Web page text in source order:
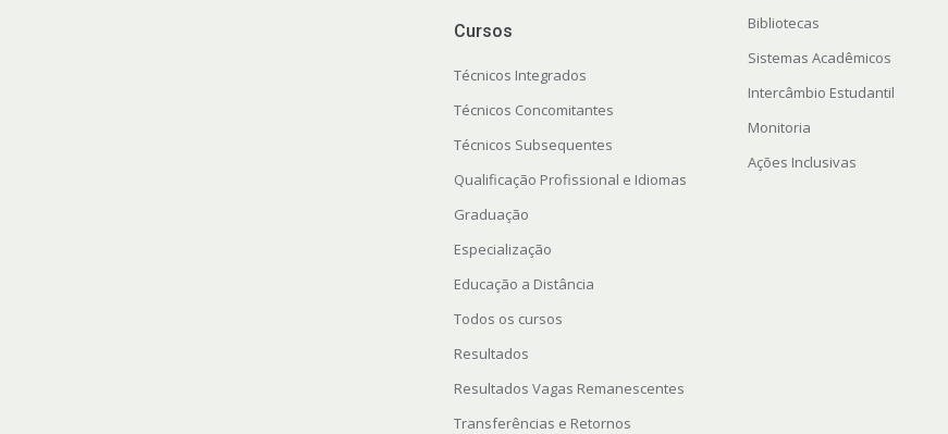
Cursos
Técnicos Integrados
Técnicos Concomitantes
Técnicos Subsequentes
Qualificação Profissional e Idiomas
Graduação
Especialização
Educação a Distância
Todos os cursos
Resultados
Resultados Vagas Remanescentes
Transferências e Retornos
Bibliotecas
Sistemas Acadêmicos
Intercâmbio Estudantil
Monitoria
Ações Inclusivas